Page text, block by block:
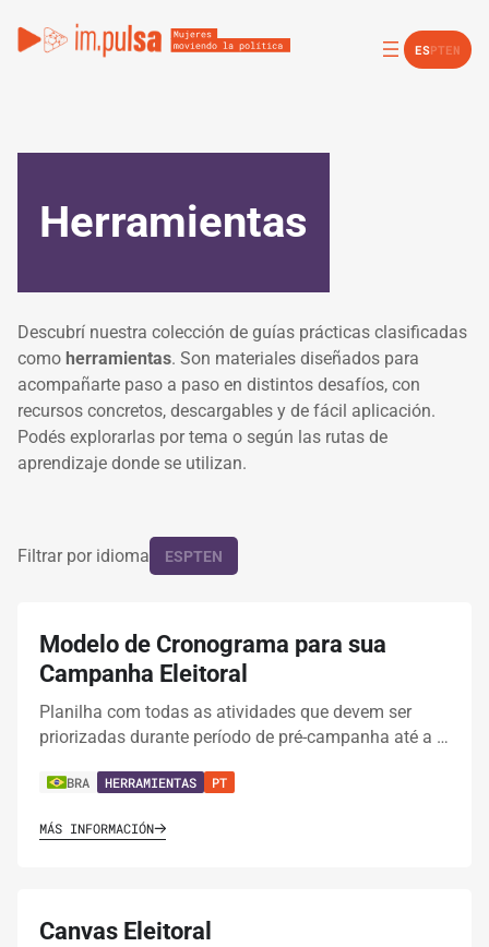
ESPTEN
Herramientas
Descubrí nuestra colección de guías prácticas clasificadas
como herramientas. Son materiales diseñados para
acompañarte paso a paso en distintos desafíos, con
recursos concretos, descargables y de fácil aplicación.
Podés explorarlas por tema o según las rutas de
aprendizaje donde se utilizan.
Filtrar por idioma ESPTEN
Modelo de Cronograma para sua
Campanha Eleitoral
Planilha com todas as atividades que devem ser
priorizadas durante período de pré-campanha até a …
BRA HERRAMIENTAS PT
MÁS INFORMACIÓN
Canvas Eleitoral